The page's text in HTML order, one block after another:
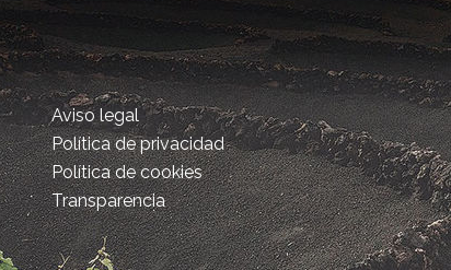
Aviso legal
Política de privacidad
Política de cookies
Transparencia